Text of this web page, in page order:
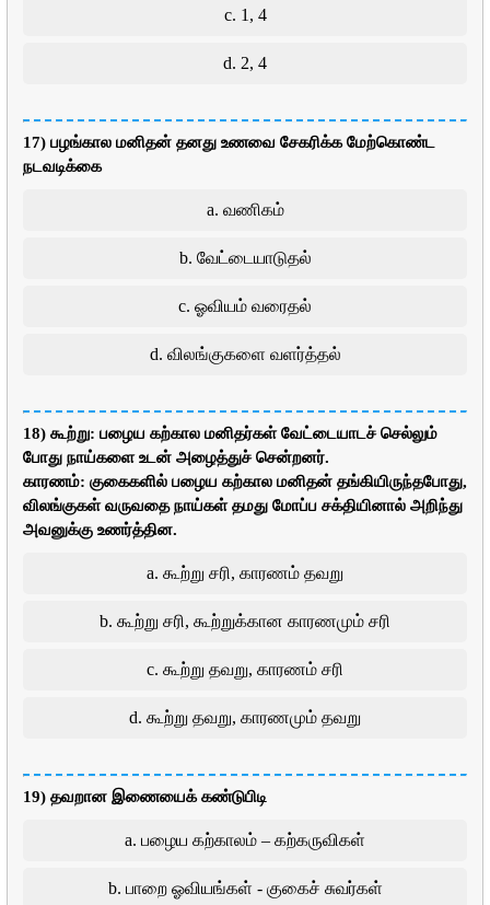
c. 1, 4
d. 2, 4
17) பழங்கால மனிதன் தனது உணவை சேகரிக்க மேற்கொண்ட
நடவடிக்கை
a. வணிகம்
b. வேட்டையாடுதல்
c. ஓவியம் வரைதல்
d. விலங்குகளை வளர்த்தல்
18) கூற்று: பழைய கற்கால மனிதர்கள் வேட்டையாடச் செல்லும்
போது நாய்களை உடன் அழைத்துச் சென்றனர்.
காரணம்: குகைகளில் பழைய கற்கால மனிதன் தங்கியிருந்தபோது,
விலங்குகள் வருவதை நாய்கள் தமது மோப்ப சக்தியினால் அறிந்து
அவனுக்கு உணர்த்தின.
a. கூற்று சரி, காரணம் தவறு
b. கூற்று சரி, கூற்றுக்கான காரணமும் சரி
c. கூற்று தவறு, காரணம் சரி
d. கூற்று தவறு, காரணமும் தவறு
19) தவறான இணையைக் கண்டுபிடி
a. பழைய கற்காலம் – கற்கருவிகள்
b. பாறை ஓவியங்கள் - குகைச் சுவர்கள்